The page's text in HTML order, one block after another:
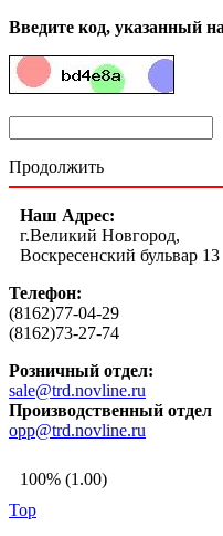
Введите код, указанный
Продолжить
Наш Адрес:
г.Великий Новгород,
Воскресенский бульвар 13
Телефон:
(8162)77-04-29
(8162)73-27-74
Розничный отдел:
sale@trd.novline.ru
Производственный отдел
opp@trd.novline.ru
100% (1.00)
Top